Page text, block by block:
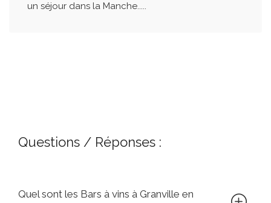
un séjour dans la Manche.....
Questions / Réponses :
Quel sont les Bars à vins à Granville en